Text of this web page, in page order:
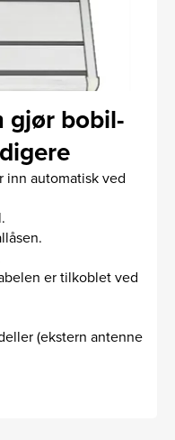
gjør bobil-
inn automatisk ved
er tilkoblet ved
(ekstern antenne